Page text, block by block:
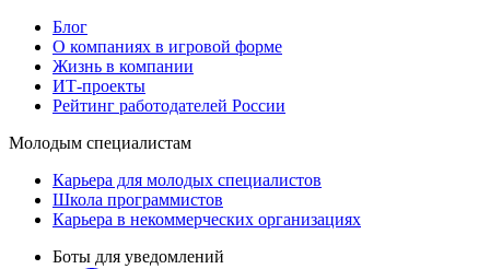
Блог
О компаниях в игровой форме
Жизнь в компании
ИТ-проекты
Рейтинг работодателей России
Молодым специалистам
Карьера для молодых специалистов
Школа программистов
Карьера в некоммерческих организациях
Боты для уведомлений